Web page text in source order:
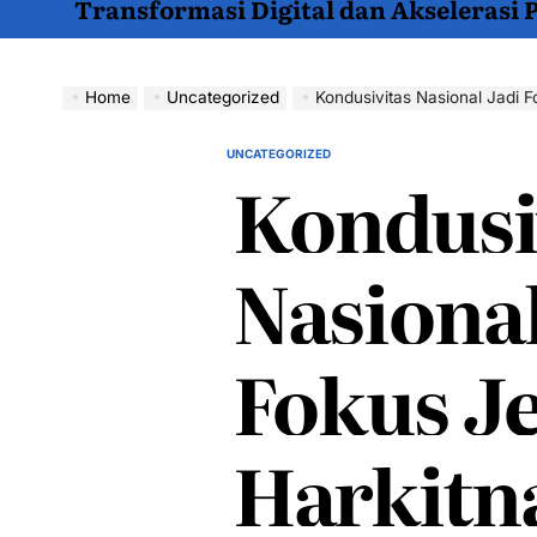
Transformasi Digital dan Akselerasi
Home Uncategorized Kondusivitas Nasional Jadi
POSTED
UNCATEGORIZED
Fokus